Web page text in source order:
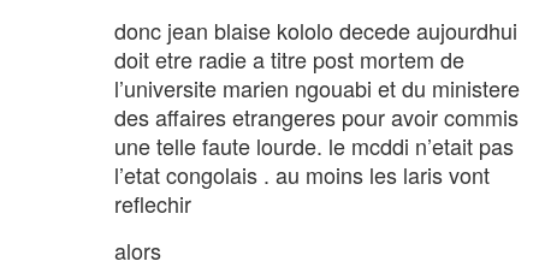
donc jean blaise kololo decede aujourdhui
doit etre radie a titre post mortem de
l’universite marien ngouabi et du ministere
des affaires etrangeres pour avoir commis
une telle faute lourde. le mcddi n’etait pas
l’etat congolais . au moins les laris vont
reflechir
alors